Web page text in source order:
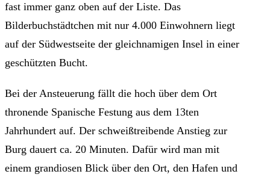
fast immer ganz oben auf der Liste. Das
Bilderbuchstädtchen mit nur 4.000 Einwohnern liegt
auf der Südwestseite der gleichnamigen Insel in einer
geschützten Bucht.
Bei der Ansteuerung fällt die hoch über dem Ort
thronende Spanische Festung aus dem 13ten
Jahrhundert auf. Der schweißtreibende Anstieg zur
Burg dauert ca. 20 Minuten. Dafür wird man mit
einem grandiosen Blick über den Ort, den Hafen und